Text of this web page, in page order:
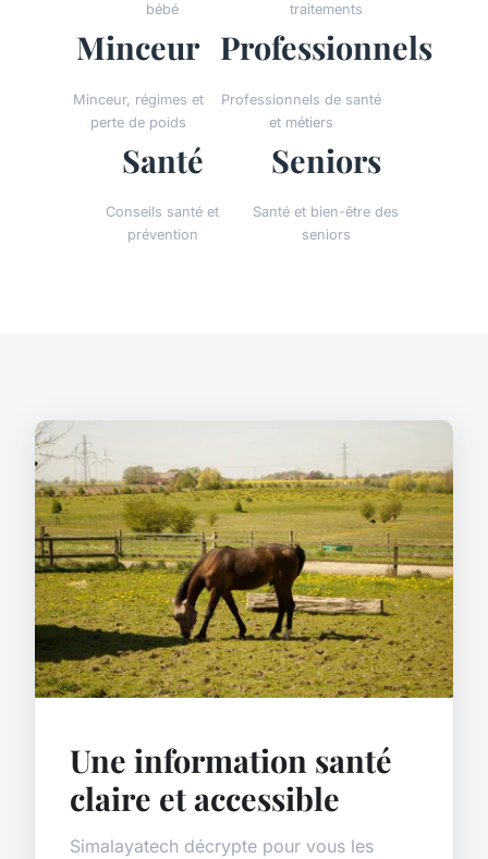
bébé
traitements
Minceur
Minceur, régimes et
perte de poids
Professionnels
Professionnels de santé
et métiers
Santé
Conseils santé et
prévention
Seniors
Santé et bien-être des
seniors
Une information santé
claire et accessible
Simalayatech décrypte pour vous les